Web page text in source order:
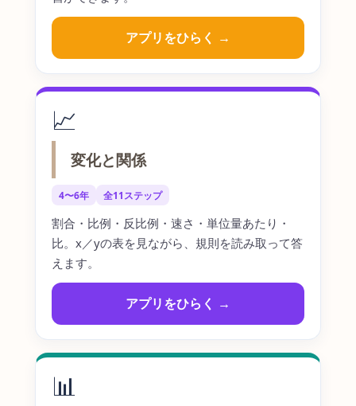
アプリをひらく →
📈
変化と関係
4〜6年 全11ステップ
割合・比例・反比例・速さ・単位量あたり・
比。x／yの表を見ながら、規則を読み取って答
えます。
アプリをひらく →
📊